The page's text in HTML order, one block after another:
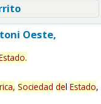
Oeste,
.
Sociedad del Estado,